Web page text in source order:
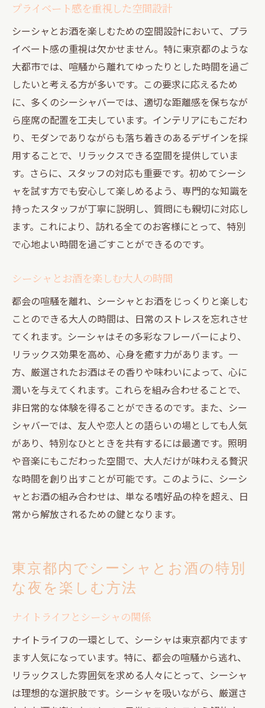
プライベート感を重視した空間設計
シーシャとお酒を楽しむための空間設計において、プラ
イベート感の重視は欠かせません。特に東京都のような
大都市では、喧騒から離れてゆったりとした時間を過ご
したいと考える方が多いです。この要求に応えるため
に、多くのシーシャバーでは、適切な距離感を保ちなが
ら座席の配置を工夫しています。インテリアにもこだわ
り、モダンでありながらも落ち着きのあるデザインを採
用することで、リラックスできる空間を提供していま
す。さらに、スタッフの対応も重要です。初めてシーシ
ャを試す方でも安心して楽しめるよう、専門的な知識を
持ったスタッフが丁寧に説明し、質問にも親切に対応し
ます。これにより、訪れる全てのお客様にとって、特別
で心地よい時間を過ごすことができるのです。
シーシャとお酒を楽しむ大人の時間
都会の喧騒を離れ、シーシャとお酒をじっくりと楽しむ
ことのできる大人の時間は、日常のストレスを忘れさせ
てくれます。シーシャはその多彩なフレーバーにより、
リラックス効果を高め、心身を癒す力があります。一
方、厳選されたお酒はその香りや味わいによって、心に
潤いを与えてくれます。これらを組み合わせることで、
非日常的な体験を得ることができるのです。また、シー
シャバーでは、友人や恋人との語らいの場としても人気
があり、特別なひとときを共有するには最適です。照明
や音楽にもこだわった空間で、大人だけが味わえる贅沢
な時間を創り出すことが可能です。このように、シーシ
ャとお酒の組み合わせは、単なる嗜好品の枠を超え、日
常から解放されるための鍵となります。
東京都内でシーシャとお酒の特別
な夜を楽しむ方法
ナイトライフとシーシャの関係
ナイトライフの一環として、シーシャは東京都内でます
ます人気になっています。特に、都会の喧騒から逃れ、
リラックスした雰囲気を求める人々にとって、シーシャ
は理想的な選択肢です。シーシャを吸いながら、厳選さ